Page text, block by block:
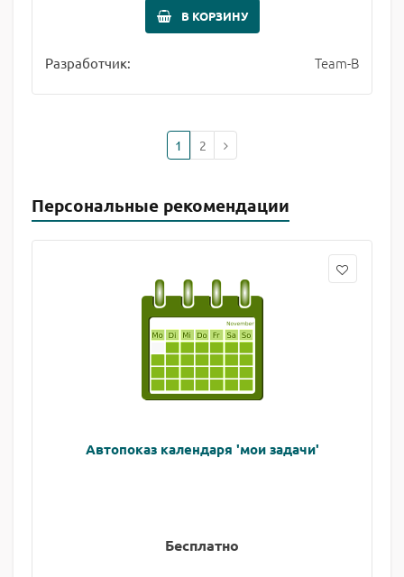
В КОРЗИНУ
Разработчик: Team-B
1 2
Персональные рекомендации
Автопоказ календаря 'мои задачи'
Бесплатно